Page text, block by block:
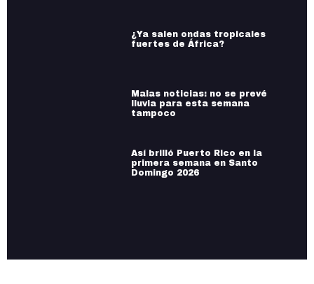
¿Ya salen ondas tropicales
fuertes de África?
Malas noticias: no se prevé
lluvia para esta semana
tampoco
Así brilló Puerto Rico en la
primera semana en Santo
Domingo 2026